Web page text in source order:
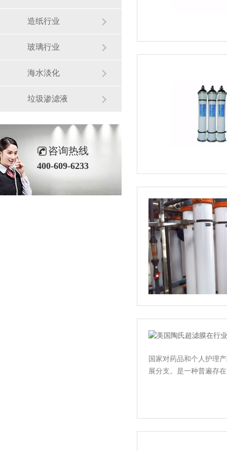
造纸行业
玻璃行业
海水淡化
垃圾渗滤液
咨询热线
400-609-6233
国家对药品和个人护理
展分支。是一种普遍存